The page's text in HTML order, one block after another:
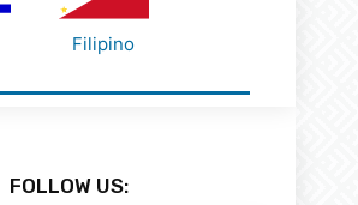
Filipino
FOLLOW US: